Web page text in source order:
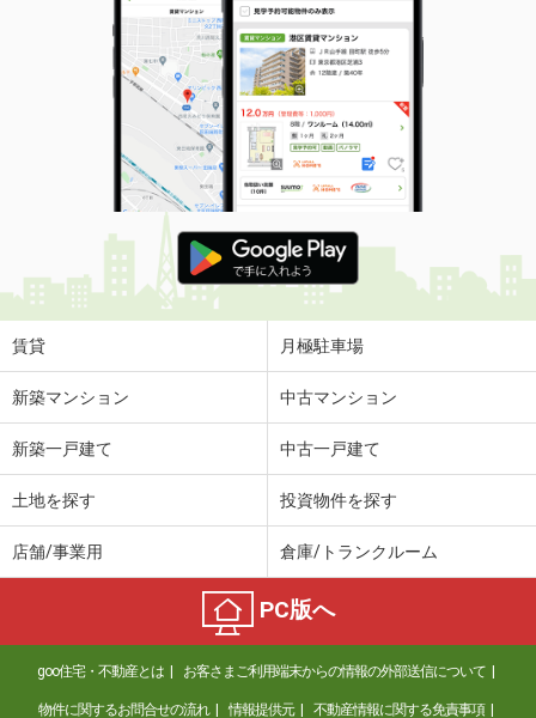
賃貸 月極駐車場
新築マンション 中古マンション
新築一戸建て 中古一戸建て
土地を探す 投資物件を探す
店舗/事業用 倉庫/トランクルーム
PC版へ
goo住宅・不動産とは お客さまご利用端末からの情報の外部送信について
物件に関するお問合せの流れ 情報提供元 不動産情報に関する免責事項